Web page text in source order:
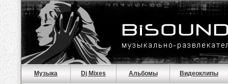
Музыка Dj Mixes Альбомы Видеоклипы